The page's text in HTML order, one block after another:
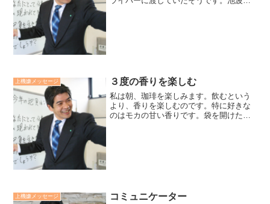
上機嫌メッセージ ３度の香りを楽しむ
私は朝、珈琲を楽しみます。飲むという
より、香りを楽しむのです。特に好きな
のはモカの甘い香りです。袋を開けた瞬
上機嫌メッセージ コミュニケーター